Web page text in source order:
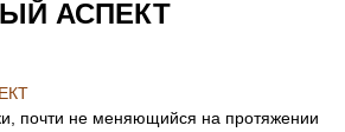
АСПЕКТ
почти не меняющийся на протяжении